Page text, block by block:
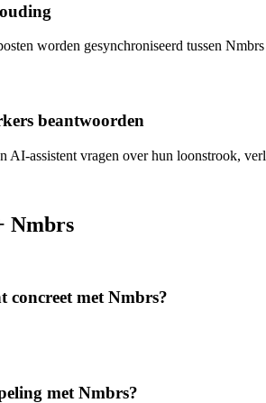
worden gesynchroniseerd tussen
beantwoorden
AI-assistent vragen over hun loonstrook,
Nmbrs
concreet met Nmbrs?
met Nmbrs?